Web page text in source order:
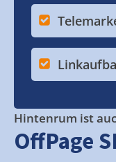
Hintenrum ist
OffPage